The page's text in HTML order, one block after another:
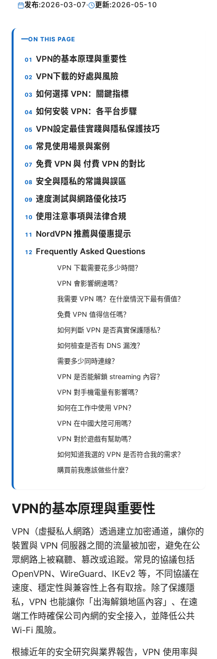
发布:2026-03-07· 更新:2026-05-10
ON THIS PAGE
VPN的基本原理與重要性
VPN下載的好處與風險
如何選擇 VPN：關鍵指標
如何安裝 VPN：各平台步驟
VPN設定最佳實踐與隱私保護技巧
常見使用場景與案例
免費 VPN 與 付費 VPN 的對比
安全與隱私的常識與誤區
速度測試與網路優化技巧
使用注意事項與法律合規
NordVPN 推薦與優惠提示
Frequently Asked Questions
VPN 下載需要花多少時間？
VPN 會影響網速嗎？
我需要 VPN 嗎？在什麼情況下最有價值？
免費 VPN 值得信任嗎？
如何判斷 VPN 是否真實保護隱私？
如何檢查是否有 DNS 漏洩？
需要多少同時連線？
VPN 是否能解鎖 streaming 內容？
VPN 對手機電量有影響嗎？
如何在工作中使用 VPN？
VPN 在中國大陸可用嗎？
VPN 對於遊戲有幫助嗎？
如何知道我選的 VPN 是否符合我的需求？
購買前我應該做些什麼？
VPN的基本原理與重要性
VPN（虛擬私人網路）透過建立加密通道，讓你的
裝置與 VPN 伺服器之間的流量被加密，避免在公
眾網路上被竊聽、篡改或追蹤。常見的協議包括
OpenVPN、WireGuard、IKEv2 等，不同協議在
速度、穩定性與兼容性上各有取捨。除了保護隱
私，VPN 也能讓你「出海解鎖地區內容」、在遠
端工作時確保公司內網的安全接入，並降低公共
Wi-Fi 風險。
根據近年的安全研究與業界報告，VPN 使用率與